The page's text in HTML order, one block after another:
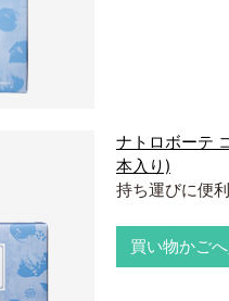
ナトロボーテ
本入り)
持ち運びに便
買い物かご